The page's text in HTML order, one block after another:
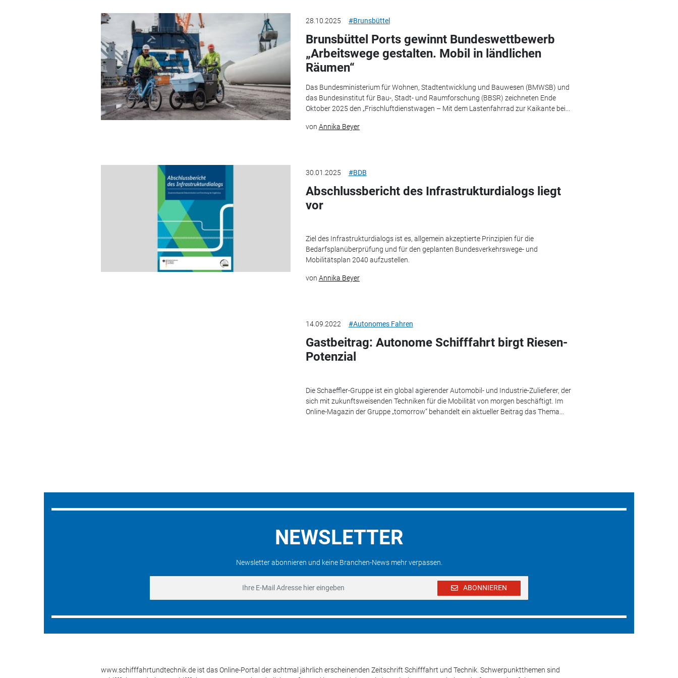
28.10.2025 #Brunsbüttel
Brunsbüttel Ports gewinnt Bundeswettbewerb
„Arbeitswege gestalten. Mobil in ländlichen
Räumen“
Das Bundesministerium für Wohnen, Stadtentwicklung und Bauwesen (BMWSB) und
das Bundesinstitut für Bau-, Stadt- und Raumforschung (BBSR) zeichneten Ende
Oktober 2025 den „Frischluftdienstwagen – Mit dem Lastenfahrrad zur Kaikante bei...
von Annika Beyer
30.01.2025 #BDB
Abschlussbericht des Infrastrukturdialogs liegt
vor
Ziel des Infrastrukturdialogs ist es, allgemein akzeptierte Prinzipien für die
Bedarfsplanüberprüfung und für den geplanten Bundesverkehrswege- und
Mobilitätsplan 2040 aufzustellen.
von Annika Beyer
14.09.2022 #Autonomes Fahren
Gastbeitrag: Autonome Schifffahrt birgt Riesen-
Potenzial
Die Schaeffler-Gruppe ist ein global agierender Automobil- und Industrie-Zulieferer, der
sich mit zukunftsweisenden Techniken für die Mobilität von morgen beschäftigt. Im
Online-Magazin der Gruppe „tomorrow“ behandelt ein aktueller Beitrag das Thema...
NEWSLETTER
Newsletter abonnieren und keine Branchen-News mehr verpassen.
ABONNIEREN
www.schifffahrtundtechnik.de ist das Online-Portal der achtmal jährlich erscheinenden Zeitschrift Schifffahrt und Technik. Schwerpunktthemen sind